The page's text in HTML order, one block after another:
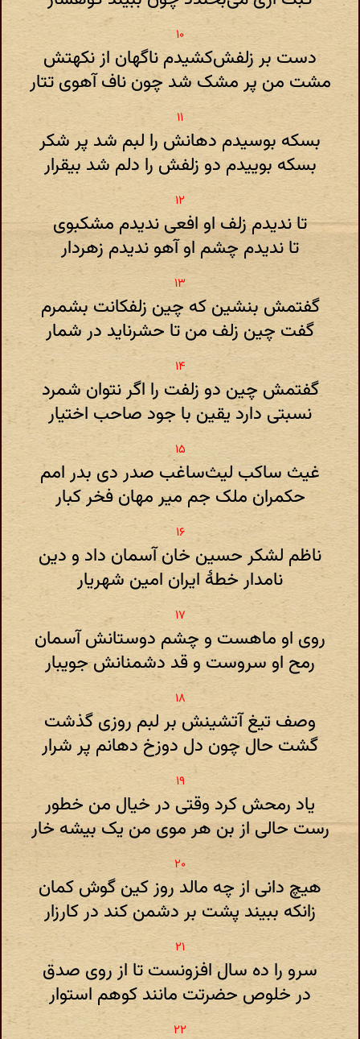
دست بر زلفش‌کشیدم ناگهان از نکهتش
مشت من پر مشک شد چون ناف آهوی تتار
بسکه بوسیدم دهانش را لبم شد پر شکر
بسکه بوییدم دو زلفش‌ را دلم شد بیقرار
تا ندیدم زلف او افعی ندیدم مشکبوی
تا ندیدم چشم او آهو ندیدم زهردار
گفتمش بنشین ‌که چین زلفکانت بشمرم
گفت چین زلف من تا حشرناید در شمار
گفتمش چین دو زلفت را اگر نتوان شمرد
نسبتی دارد یقین با جود صاحب اختیار
غیث ساکب لیث‌ساغب صدر دی بدر امم
حکمران ملک جم میر مهان فخر کبار
ناظم لشکر حسین خان آسمان داد و دین
نامدار خطهٔ ایران امین شهریار
روی او ماهست و چشم دوستانش آسمان
رمح او سروست و قد دشمنانش جویبار
وصف تیغ آتشینش بر لبم روزی‌ گذشت
گشت حال چون دل دوزخ دهانم پر شرار
یاد رمحش کرد وقتی در خیال من خطور
رست‌ حالی از بن هر موی من یک ‌بیشه خار
هیچ دانی از چه مالد روز کین گوش کمان
زانکه ببیند پشت بر دشمن‌ کند در کارزار
سرو را ده سال افزونست تا از روی صدق
در خلوص حضرتت مانند کوهم استوار